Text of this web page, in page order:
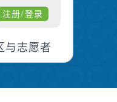
注册/登录
与志愿者